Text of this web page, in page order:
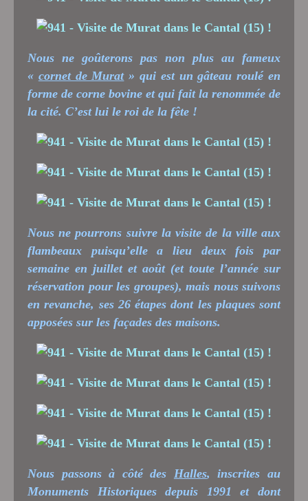
Nous ne goûterons pas non plus au fameux
« cornet de Murat» qui est un gâteau roulé en
forme de corne bovine et qui fait la renommée de
la cité. C’est lui le roi de la fête !
Nous ne pourrons suivre la visite de la ville aux
flambeaux puisqu’elle a lieu deux fois par
semaine en juillet et août (et toute l’année sur
réservation pour les groupes), mais nous suivons
en revanche, ses 26 étapes dont les plaques sont
apposées sur les façades des maisons.
Nous passons à côté des Halles, inscrites au
Monuments Historiques depuis 1991 et dont